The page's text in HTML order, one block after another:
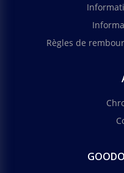
Règles de